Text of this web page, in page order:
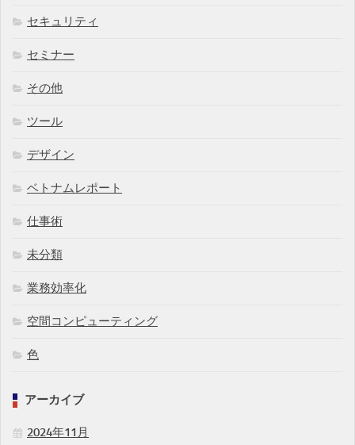
セキュリティ
セミナー
その他
ツール
デザイン
ベトナムレポート
仕事術
未分類
業務効率化
空間コンピューティング
色
アーカイブ
2024年11月